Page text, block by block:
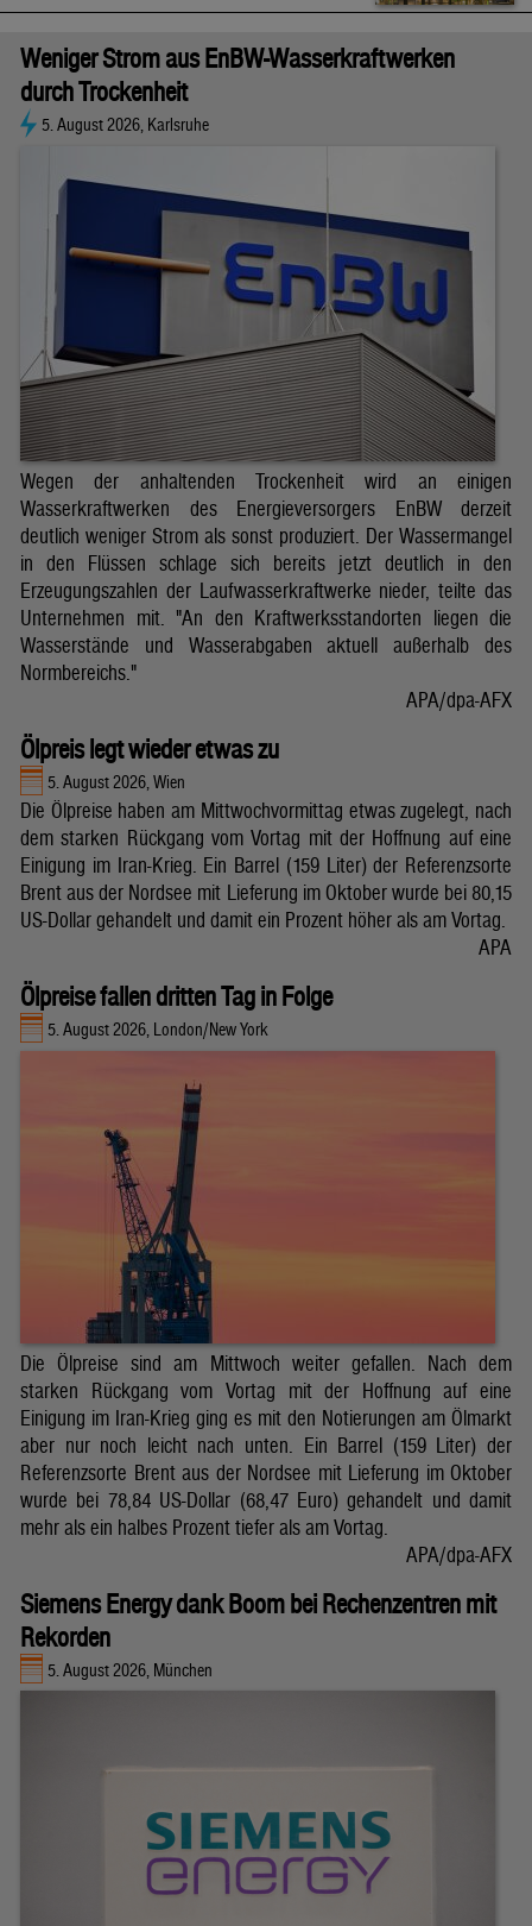
Weniger Strom aus EnBW-Wasserkraftwerken
durch Trockenheit
5. August 2026, Karlsruhe
Wegen der anhaltenden Trockenheit wird an einigen
Wasserkraftwerken des Energieversorgers EnBW derzeit
deutlich weniger Strom als sonst produziert. Der Wassermangel
in den Flüssen schlage sich bereits jetzt deutlich in den
Erzeugungszahlen der Laufwasserkraftwerke nieder, teilte das
Unternehmen mit. "An den Kraftwerksstandorten liegen die
Wasserstände und Wasserabgaben aktuell außerhalb des
Normbereichs."
APA/dpa-AFX
Ölpreis legt wieder etwas zu
5. August 2026, Wien
Die Ölpreise haben am Mittwochvormittag etwas zugelegt, nach
dem starken Rückgang vom Vortag mit der Hoffnung auf eine
Einigung im Iran-Krieg. Ein Barrel (159 Liter) der Referenzsorte
Brent aus der Nordsee mit Lieferung im Oktober wurde bei 80,15
US-Dollar gehandelt und damit ein Prozent höher als am Vortag.
APA
Ölpreise fallen dritten Tag in Folge
5. August 2026, London/New York
Die Ölpreise sind am Mittwoch weiter gefallen. Nach dem
starken Rückgang vom Vortag mit der Hoffnung auf eine
Einigung im Iran-Krieg ging es mit den Notierungen am Ölmarkt
aber nur noch leicht nach unten. Ein Barrel (159 Liter) der
Referenzsorte Brent aus der Nordsee mit Lieferung im Oktober
wurde bei 78,84 US-Dollar (68,47 Euro) gehandelt und damit
mehr als ein halbes Prozent tiefer als am Vortag.
APA/dpa-AFX
Siemens Energy dank Boom bei Rechenzentren mit
Rekorden
5. August 2026, München